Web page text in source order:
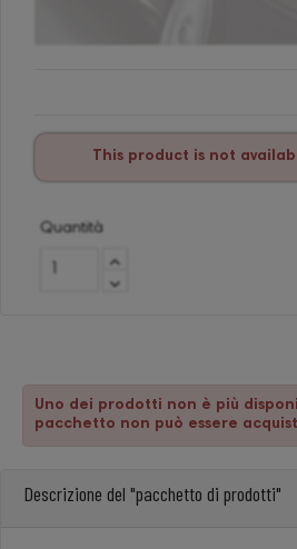
This product is not
Quantità
Uno dei prodotti non è più
pacchetto non può essere
Descrizione del "pacchetto di prodotti"